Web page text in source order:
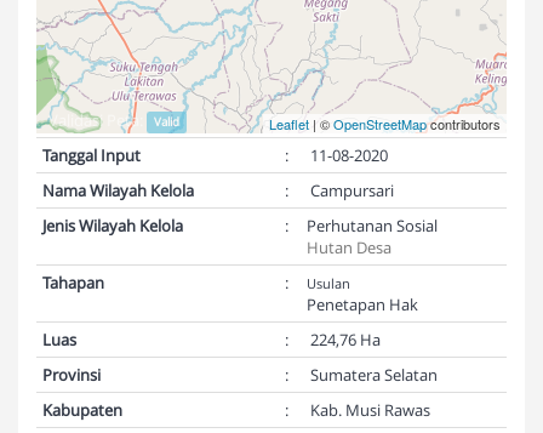
Leaflet | ©OpenStreetMapcontributors
Validasi Peta: Valid
Tanggal Input :
11-08-2020
Nama Wilayah Kelola
:
Campursari
Jenis Wilayah Kelola
:
Perhutanan Sosial
Hutan Desa
Tahapan
: Usulan
Penetapan Hak
Luas
:
224,76 Ha
Provinsi
:
Sumatera Selatan
Kabupaten
:
Kab. Musi Rawas